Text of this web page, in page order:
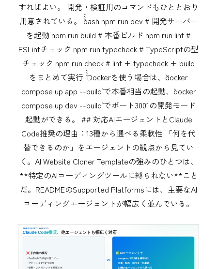
すればよい。 開発・検証用のコマンドもひととおり
用意されている。 ```bash npm run dev # 開発サーバー
を起動 npm run build # 本番ビルド npm run lint #
ESLintチェック npm run typecheck # TypeScriptの型
チェック npm run check # lint + typecheck + build
をまとめて実行 ``` Dockerを使う場合は、`docker
compose up app --build` で本番相当の起動、`docker
compose up dev --build` でポート3001の開発モード
起動ができる。 ## 対応AIエージェントとClaude
Code推奨の理由：13種から選べる柔軟性 「何を代
替できるのか」をエージェントの観点から見てい
く。AI Website Cloner Templateの強みのひとつは、
**特定のAIコーディングツールに縛られない**こと
だ。READMEのSupported Platformsには、主要なAI
コーディングエージェントが幅広く並んでいる。